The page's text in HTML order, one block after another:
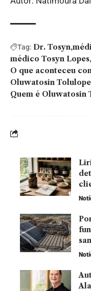
Tag: Dr. Tosyn
médico Tosyn Lopes
O que aconteceu
Oluwatosin
Quem é Oluwatosin